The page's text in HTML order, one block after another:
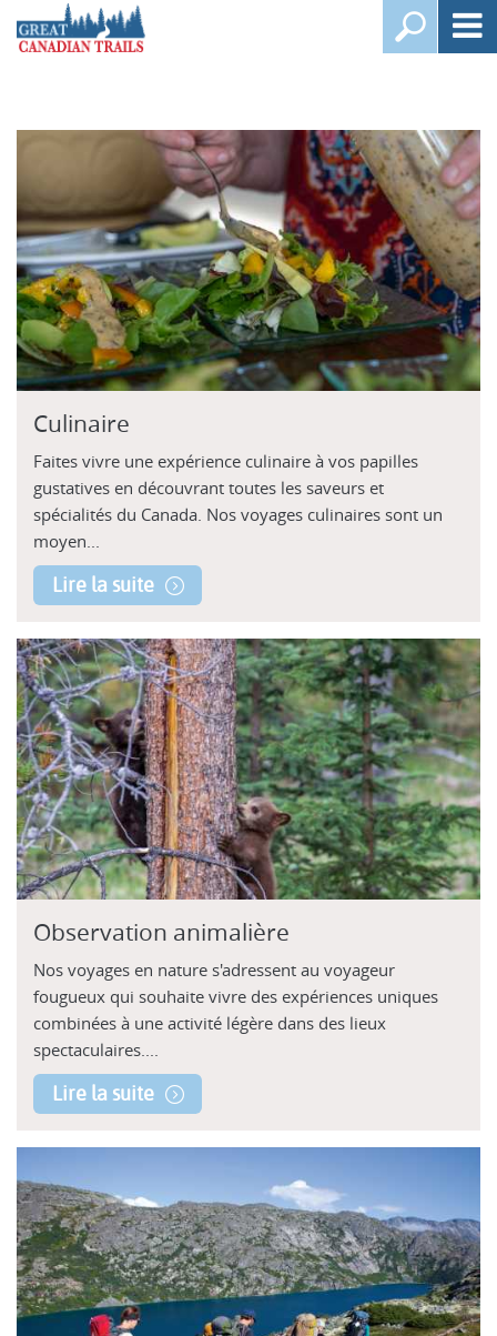
Culinaire
Faites vivre une expérience culinaire à vos papilles
gustatives en découvrant toutes les saveurs et
spécialités du Canada. Nos voyages culinaires sont un
moyen...
Lire la suite
Observation animalière
Nos voyages en nature s'adressent au voyageur
fougueux qui souhaite vivre des expériences uniques
combinées à une activité légère dans des lieux
spectaculaires....
Lire la suite